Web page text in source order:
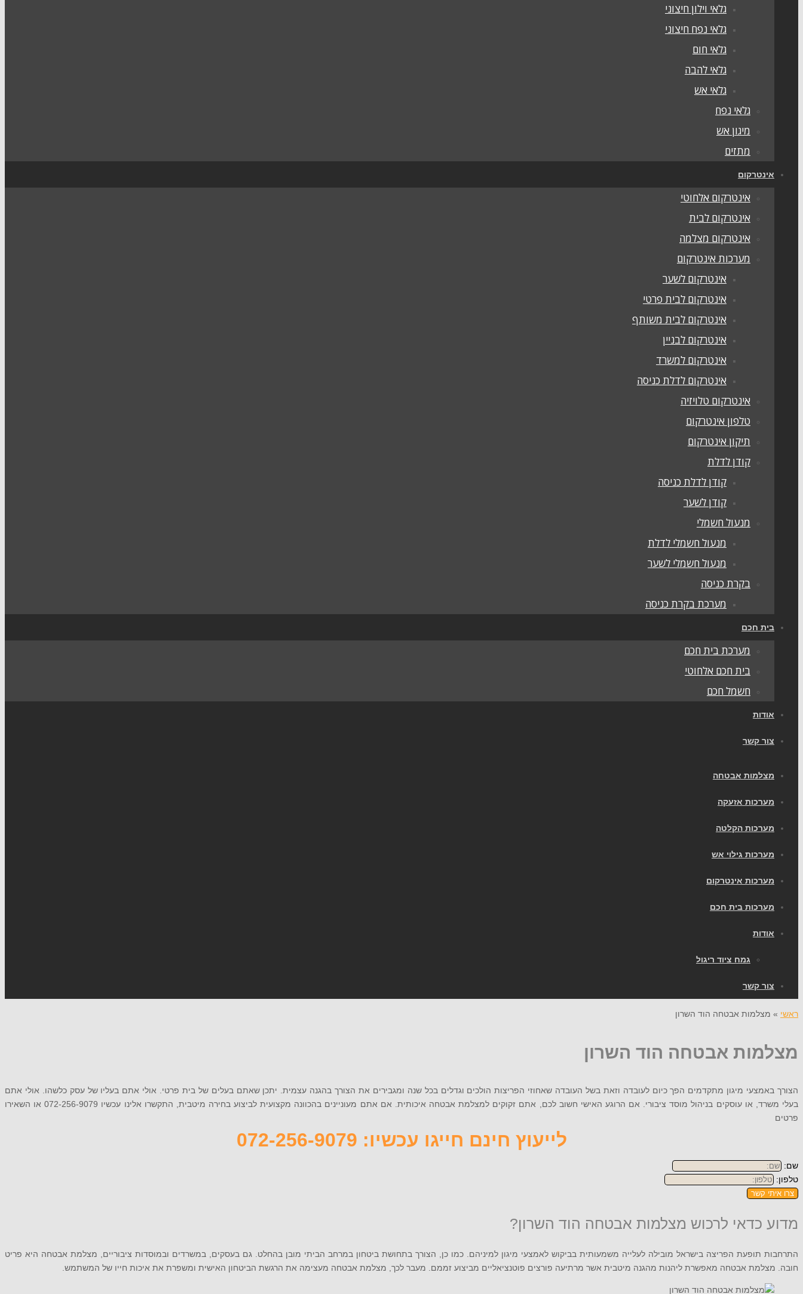
גלאי וילון חיצוני
גלאי נפח חיצוני
גלאי חום
גלאי להבה
גלאי אש
גלאי נפח
מיגון אש
מתזים
אינטרקום
אינטרקום אלחוטי
אינטרקום לבית
אינטרקום מצלמה
מערכות אינטרקום
אינטרקום לשער
אינטרקום לבית פרטי
אינטרקום לבית משותף
אינטרקום לבניין
אינטרקום למשרד
אינטרקום לדלת כניסה
אינטרקום טלויזיה
טלפון אינטרקום
תיקון אינטרקום
קודן לדלת
קודן לדלת כניסה
קודן לשער
מנעול חשמלי
מנעול חשמלי לדלת
מנעול חשמלי לשער
בקרת כניסה
מערכת בקרת כניסה
בית חכם
מערכת בית חכם
בית חכם אלחוטי
חשמל חכם
אודות
צור קשר
מצלמות אבטחה
מערכות אזעקה
מערכות הקלטה
מערכות גילוי אש
מערכות אינטרקום
מערכות בית חכם
אודות
גמח ציוד ריגול
צור קשר
ראשי » מצלמות אבטחה הוד השרון
מצלמות אבטחה הוד השרון
הצורך באמצעי מיגון מתקדמים הפך כיום לעובדה וזאת בשל העובדה שאחוזי הפריצות הולכים וגדלים בכל שנה ומגבירים את הצורך בהגנה עצמית. יתכן שאתם בעלים של בית פרטי. אולי אתם בעליו של עסק כלשהו. אולי אתם
בעלי משרד, או עוסקים בניהול מוסד ציבורי. אם הרוגע האישי חשוב לכם, אתם זקוקים למצלמת אבטחה איכותית. אם אתם מעוניינים בהכוונה מקצועית לביצוע בחירה מיטבית, התקשרו אלינו עכשיו 072-256-9079 או השאירו
פרטים
לייעוץ חינם חייגו עכשיו: 072-256-9079
שם:
טלפון:
צרו איתי קשר
מדוע כדאי לרכוש מצלמות אבטחה הוד השרון?
התרחבות תופעת הפריצה בישראל מובילה לעלייה משמעותית בביקוש לאמצעי מיגון למיניהם. כמו כן, הצורך בתחושת ביטחון במרחב הביתי מובן בהחלט. גם בעסקים, במשרדים ובמוסדות ציבוריים, מצלמת אבטחה היא פריט
חובה. מצלמת אבטחה מאפשרת ליהנות מהגנה מיטבית אשר מרתיעה פורצים פוטנציאליים מביצוע זממם. מעבר לכך, מצלמת אבטחה מעצימה את הרגשת הביטחון האישית ומשפרת את איכות חייו של המשתמש.